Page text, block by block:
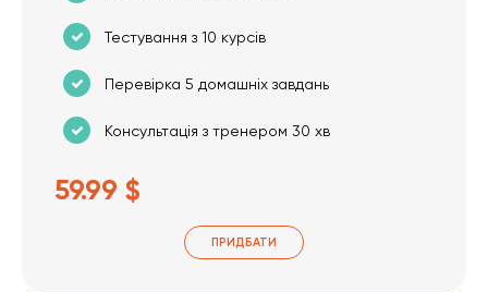
Тестування з 10 курсів
Перевірка 5 домашніх завдань
Консультація з тренером 30 хв
59.99 $
ПРИДБАТИ